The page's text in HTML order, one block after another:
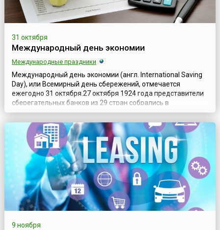
31 октября
Международный день экономии
Международные праздники
Международный день экономии (англ. International Saving
Day), или Всемирный день сбережений, отмечается
ежегодно 31 октября.27 октября 1924 года представители
сберегательных банков из 29 стран собрались в
итальянском Милане на свой Первый международный
конгресс сберегательных банков (англ. 1st International
Savings Bank Congress).В последний день конгресса — 31
октября — родилась идея, зак...
9 ноября